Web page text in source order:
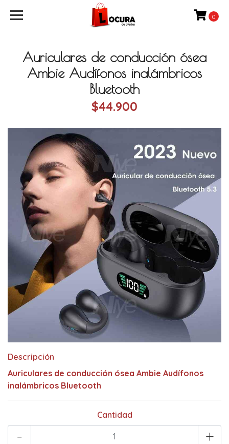
0
Auriculares de conducción ósea
Ambie Audífonos inalámbricos
Bluetooth
$44.900
Descripción
Auriculares de conducción ósea Ambie Audífonos
inalámbricos Bluetooth
Cantidad
+
-